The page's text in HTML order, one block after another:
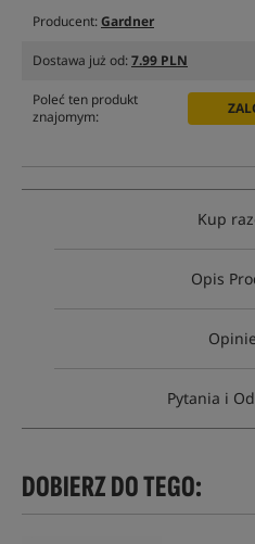
Producent:Gardner
Dostawa już od:7.99 PLN
Poleć ten produkt
znajomym:
Kup
Opis
Pytania i
DOBIERZ DO TEGO: